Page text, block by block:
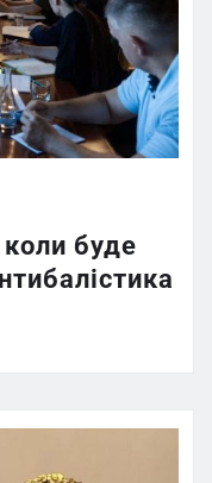
буде